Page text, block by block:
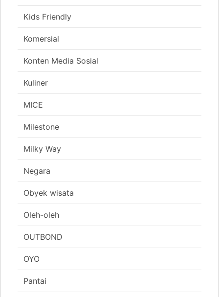
Kids Friendly
Komersial
Konten Media Sosial
Kuliner
MICE
Milestone
Milky Way
Negara
Obyek wisata
Oleh-oleh
OUTBOND
OYO
Pantai